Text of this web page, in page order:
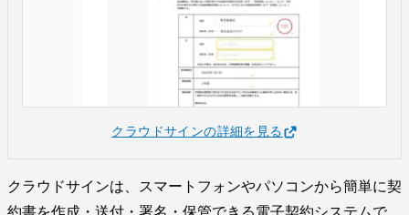
クラウドサインの詳細を見る
クラウドサインは、スマートフォンやパソコンから簡単に契